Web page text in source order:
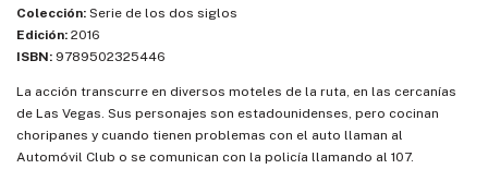
Colección: Serie de los dos siglos
Edición: 2016
ISBN: 9789502325446
La acción transcurre en diversos moteles de la ruta, en las cercanías
de Las Vegas. Sus personajes son estadounidenses, pero cocinan
choripanes y cuando tienen problemas con el auto llaman al
Automóvil Club o se comunican con la policía llamando al 107.